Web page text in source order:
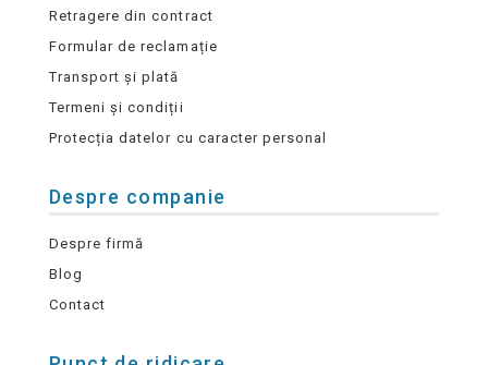
Retragere din contract
Formular de reclamație
Transport și plată
Termeni și condiții
Protecția datelor cu caracter personal
Despre companie
Despre firmă
Blog
Contact